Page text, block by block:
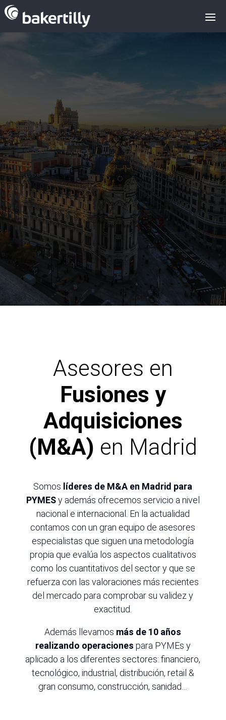
asesores especializados
en M&A
SOLICITAR INFORMACIÓN
Asesores en
Fusiones y
Adquisiciones
(M&A) en Madrid
Somos líderes de M&A en Madrid para
PYMESy además ofrecemos servicio a nivel
nacional e internacional. En la actualidad
contamos con un gran equipo de asesores
especialistas que siguen una metodología
propia que evalúa los aspectos cualitativos
como los cuantitativos del sector y que se
refuerza con las valoraciones más recientes
del mercado para comprobar su validez y
exactitud.
Además llevamos más de 10 años
realizando operaciones para PYMEs y
aplicado a los diferentes sectores: financiero,
tecnológico, industrial, distribución, retail &
gran consumo, construcción, sanidad…